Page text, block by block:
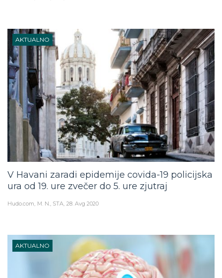
AKTUALNO
V Havani zaradi epidemije covida-19 policijska
ura od 19. ure zvečer do 5. ure zjutraj
Hudo.com M. N., STA 28. Avg 2020
AKTUALNO